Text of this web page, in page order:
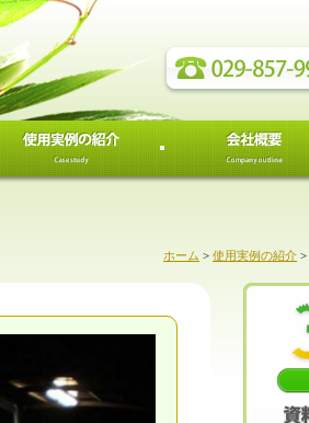
ホーム > 使用実例の紹介 >